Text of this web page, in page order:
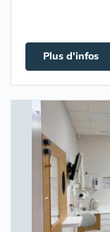
Plus d'infos